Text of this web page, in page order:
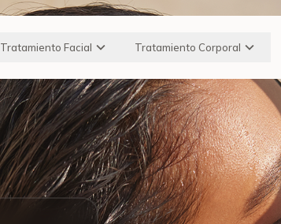
Tratamiento Facial Tratamiento Corporal